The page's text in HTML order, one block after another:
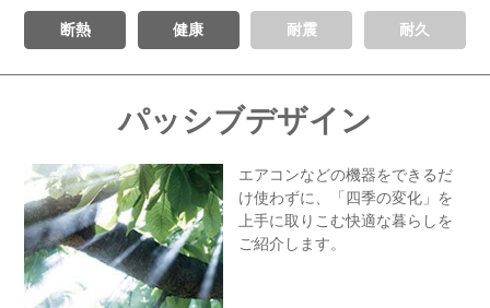
断熱 健康 耐震 耐久
パッシブデザイン
エアコンなどの機器をできるだ
け使わずに、「四季の変化」を
上手に取りこむ快適な暮らしを
ご紹介します。